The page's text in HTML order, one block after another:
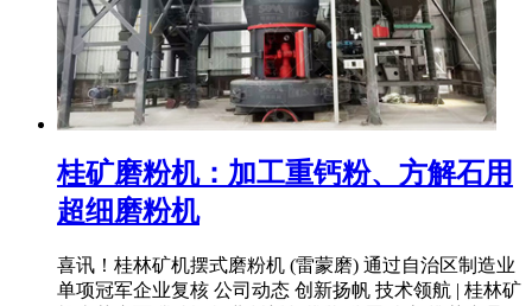
桂矿磨粉机：加工重钙粉、方解石用
超细磨粉机
喜讯！桂林矿机摆式磨粉机 (雷蒙磨) 通过自治区制造业
单项冠军企业复核 公司动态 创新扬帆 技术领航 | 桂林矿